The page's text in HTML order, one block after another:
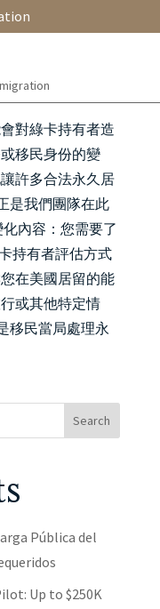
對綠卡持有者造
移民身份的變
許多合法永久居
是我們團隊在此
內容：您需要了
持有者評估方式
在美國居留的能
或其他特定情
移民當局處理永
Search
Pública del
Up to $250K